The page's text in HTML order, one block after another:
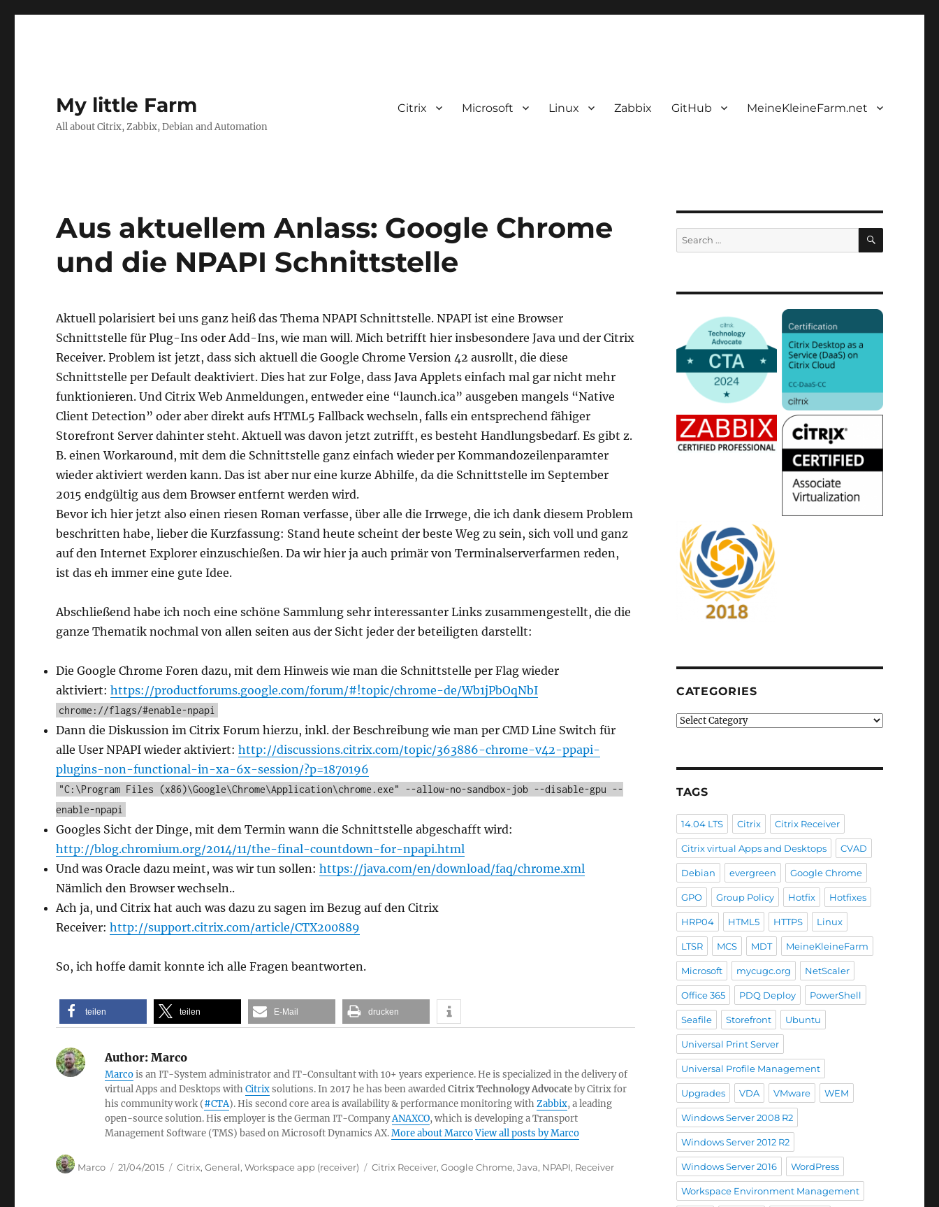
My little Farm
All about Citrix, Zabbix, Debian and Automation
Citrix Microsoft Linux Zabbix GitHub MeineKleineFarm.net
Aus aktuellem Anlass: Google Chrome
und die NPAPI Schnittstelle
Aktuell polarisiert bei uns ganz heiß das Thema NPAPI Schnittstelle. NPAPI ist eine Browser
Schnittstelle für Plug-Ins oder Add-Ins, wie man will. Mich betrifft hier insbesondere Java und der Citrix
Receiver. Problem ist jetzt, dass sich aktuell die Google Chrome Version 42 ausrollt, die diese
Schnittstelle per Default deaktiviert. Dies hat zur Folge, dass Java Applets einfach mal gar nicht mehr
funktionieren. Und Citrix Web Anmeldungen, entweder eine “launch.ica” ausgeben mangels “Native
Client Detection” oder aber direkt aufs HTML5 Fallback wechseln, falls ein entsprechend fähiger
Storefront Server dahinter steht. Aktuell was davon jetzt zutrifft, es besteht Handlungsbedarf. Es gibt z.
B. einen Workaround, mit dem die Schnittstelle ganz einfach wieder per Kommandozeilenparamter
wieder aktiviert werden kann. Das ist aber nur eine kurze Abhilfe, da die Schnittstelle im September
2015 endgültig aus dem Browser entfernt werden wird.
Bevor ich hier jetzt also einen riesen Roman verfasse, über alle die Irrwege, die ich dank diesem Problem
beschritten habe, lieber die Kurzfassung: Stand heute scheint der beste Weg zu sein, sich voll und ganz
auf den Internet Explorer einzuschießen. Da wir hier ja auch primär von Terminalserverfarmen reden,
ist das eh immer eine gute Idee.
Abschließend habe ich noch eine schöne Sammlung sehr interessanter Links zusammengestellt, die die
ganze Thematik nochmal von allen seiten aus der Sicht jeder der beteiligten darstellt:
Die Google Chrome Foren dazu, mit dem Hinweis wie man die Schnittstelle per Flag wieder
aktiviert:https://productforums.google.com/forum/#!topic/chrome-de/Wb1jPbOqNbI
chrome://flags/#enable-npapi
Dann die Diskussion im Citrix Forum hierzu, inkl. der Beschreibung wie man per CMD Line Switch für
alle User NPAPI wieder aktiviert:http://discussions.citrix.com/topic/363886-chrome-v42-ppapi-
plugins-non-functional-in-xa-6x-session/?p=1870196
"C:\Program Files (x86)\Google\Chrome\Application\chrome.exe" --allow-no-sandbox-job --disable-gpu --
enable-npapi
Googles Sicht der Dinge, mit dem Termin wann die Schnittstelle abgeschafft wird:
http://blog.chromium.org/2014/11/the-final-countdown-for-npapi.html
Und was Oracle dazu meint, was wir tun sollen:https://java.com/en/download/faq/chrome.xml
Nämlich den Browser wechseln..
Ach ja, und Citrix hat auch was dazu zu sagen im Bezug auf den Citrix
Receiver:http://support.citrix.com/article/CTX200889
So, ich hoffe damit konnte ich alle Fragen beantworten.
teilen teilen E-Mail drucken
Author: Marco
Marcois an IT-System administrator and IT-Consultant with 10+ years experience. He is specialized in the delivery of
virtual Apps and Desktops withCitrixsolutions. In 2017 he has been awardedCitrix Technology Advocateby Citrix for
his community work (#CTA). His second core area is availability & performance monitoring withZabbix, a leading
open-source solution. His employer is the German IT-CompanyANAXCO, which is developing a Transport
Management Software (TMS) based on Microsoft Dynamics AX.More about MarcoView all posts by Marco
Marco
Posted
on
21/04/2015 Citrix,General,Workspace app (receiver) Citrix Receiver,Google Chrome,Java, NPAPI, Receiver
Search
for:
SEARCH
CATEGORIES
Categories
TAGS
14.04 LTS Citrix Citrix Receiver
Citrix virtual Apps and Desktops CVAD
Debian evergreen Google Chrome
GPO Group Policy Hotfix Hotfixes
HRP04 HTML5 HTTPS Linux
LTSR MCS MDT MeineKleineFarm
Microsoft mycugc.org NetScaler
Office 365 PDQ Deploy PowerShell
Seafile Storefront Ubuntu
Universal Print Server
Universal Profile Management
Upgrades VDA VMware WEM
Windows Server 2008 R2
Windows Server 2012 R2
Windows Server 2016 WordPress
Workspace Environment Management